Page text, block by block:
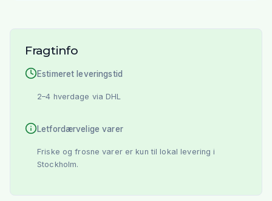
Fragtinfo
Estimeret leveringstid
2–4 hverdage via DHL
Letfordærvelige varer
Friske og frosne varer er kun til lokal levering i
Stockholm.